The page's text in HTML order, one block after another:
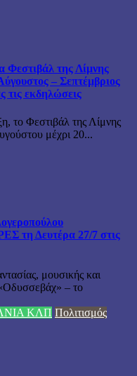
της Λίμνης
– Σεπτέμβριος
τις εκδηλώσεις
το Φεστιβάλ της Λίμνης
μέχρι 20...
Δευτέρα 27/7 στις
μουσικής και
«Οδυσσεβάχ» – το
ΚΛΠ Πολιτισμός